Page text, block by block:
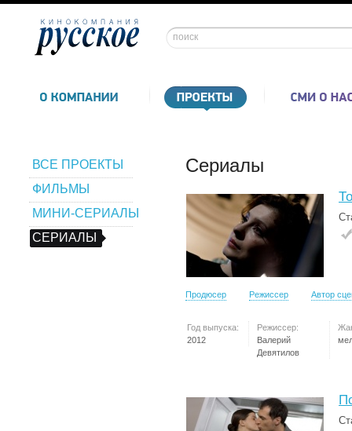
ВСЕ ПРОЕКТЫ
ФИЛЬМЫ
МИНИ-СЕРИАЛЫ
СЕРИАЛЫ
Сериалы
Продюсер Режиссер Автор
Год выпуска:
2012
Режиссер:
Валерий
Девятилов